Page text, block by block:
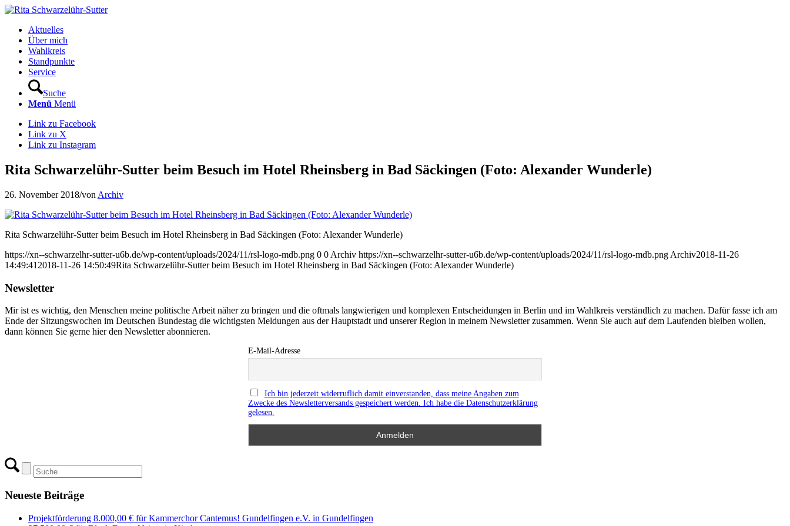
Aktuelles
Über mich
Wahlkreis
Standpunkte
Service
Suche
Menü Menü
Link zu Facebook
Link zu X
Link zu Instagram
Rita Schwarzelühr-Sutter beim Besuch im Hotel Rheinsberg in Bad Säckingen (Foto: Alexander Wunderle)
26. November 2018/von Archiv
Rita Schwarzelühr-Sutter beim Besuch im Hotel Rheinsberg in Bad Säckingen (Foto: Alexander Wunderle)
https://xn--schwarzelhr-sutter-u6b.de/wp-content/uploads/2024/11/rsl-logo-mdb.png 0 0 Archiv https://xn--schwarzelhr-sutter-u6b.de/wp-content/uploads/2024/11/rsl-logo-mdb.png Archiv2018-11-26
14:49:41 2018-11-26 14:50:49Rita Schwarzelühr-Sutter beim Besuch im Hotel Rheinsberg in Bad Säckingen (Foto: Alexander Wunderle)
Newsletter
Mir ist es wichtig, den Menschen meine politische Arbeit näher zu bringen und die oftmals langwierigen und komplexen Entscheidungen in Berlin und im Wahlkreis verständlich zu machen. Dafür fasse ich am
Ende der Sitzungswochen im Deutschen Bundestag die wichtigsten Meldungen aus der Hauptstadt und unserer Region in meinem Newsletter zusammen. Wenn Sie auch auf dem Laufenden bleiben wollen,
dann können Sie gerne hier den Newsletter abonnieren.
E-Mail-Adresse
Ich bin jederzeit widerruflich damit einverstanden, dass meine Angaben zum
Zwecke des Newsletterversands gespeichert werden. Ich habe die Datenschutzerklärung
gelesen.
Neueste Beiträge
Projektförderung 8.000,00 € für Kammerchor Cantemus! Gundelfingen e.V. in Gundelfingen